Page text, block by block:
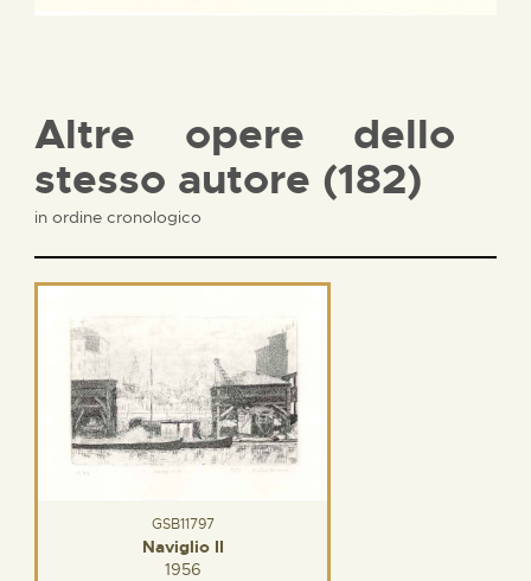
Altre opere dello
stesso autore (182)
in ordine cronologico
GSB11797
Naviglio II
1956